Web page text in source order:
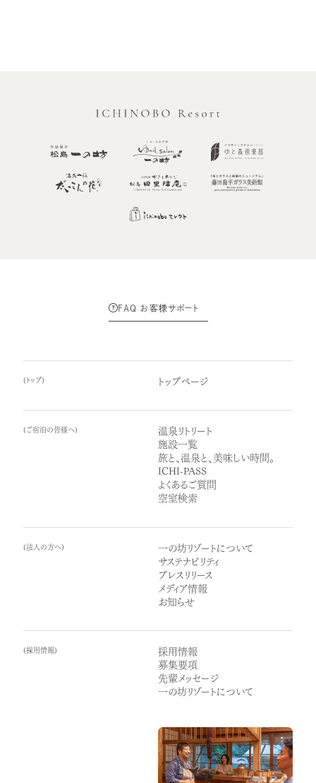
FAQ お客様サポート
( トップ) トップページ
( ご宿泊の皆様へ)
温泉リトリート
施設一覧
旅と、温泉と、美味しい時間。
ICHI-PASS
よくあるご質問
空室検索
(法人の方へ)
一の坊リゾートについて
サステナビリティ
プレスリリース
メディア情報
お知らせ
(採用情報)
採用情報
募集要項
先輩メッセージ
一の坊リゾートについて